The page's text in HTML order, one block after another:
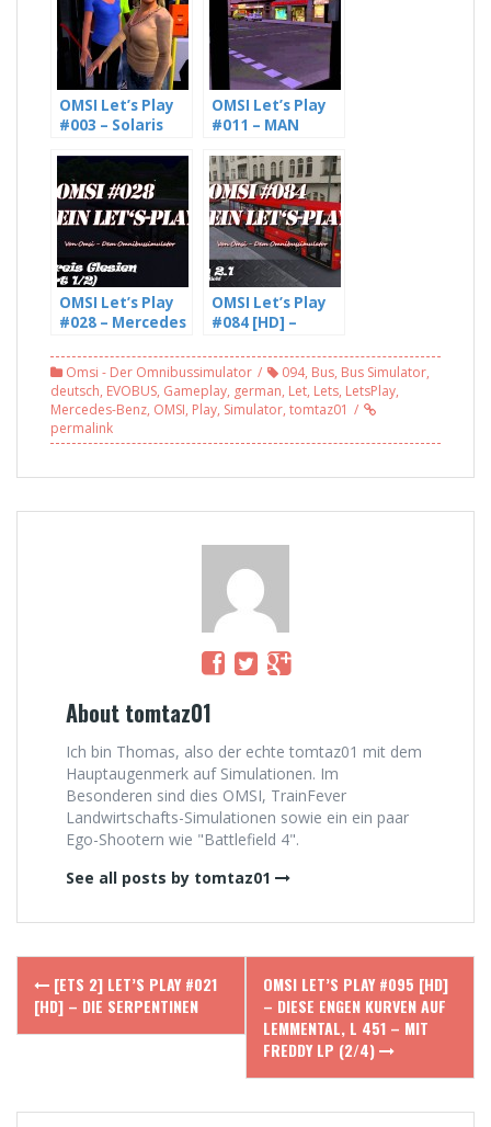
OMSI Let’s Play
#003 – Solaris
Einsatz auf
Römergerg 2.0,
Gletscher-
Express (HD)
OMSI Let’s Play
#011 – MAN
auf Velbert,
Linie NE1[2/2]
[HD]
OMSI Let’s Play
#028 – Mercedes
Landkreis
Glesien, Linie N1
(1/2) [HD]
OMSI Let’s Play
#084 [HD] –
mit Freddy LP
(1/2)
Omsi - Der Omnibussimulator 094, Bus, Bus Simulator,
deutsch, EVOBUS, Gameplay, german, Let, Lets, LetsPlay,
Mercedes-Benz, OMSI, Play, Simulator, tomtaz01
permalink
About tomtaz01
Ich bin Thomas, also der echte tomtaz01 mit dem
Hauptaugenmerk auf Simulationen. Im
Besonderen sind dies OMSI, TrainFever
Landwirtschafts-Simulationen sowie ein ein paar
Ego-Shootern wie "Battlefield 4".
See all posts by tomtaz01
Post
navigation
[ETS 2] LET’S PLAY #021
[HD] – DIE SERPENTINEN
OMSI LET’S PLAY #095 [HD]
– DIESE ENGEN KURVEN AUF
LEMMENTAL, L 451 – MIT
FREDDY LP (2/4)